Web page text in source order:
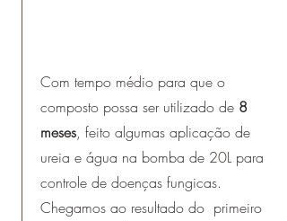
Com tempo médio para que o
composto possa ser utilizado de 8
meses, feito algumas aplicação de
ureia e água na bomba de 20L para
controle de doenças fungicas.
Chegamos ao resultado do primeiro